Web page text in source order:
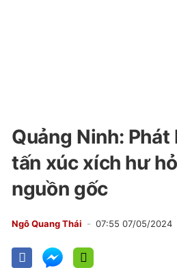
Quảng Ninh: Phát
tấn xúc xích hư
nguồn gốc
Ngô Quang Thái 07:55 07/05/2024